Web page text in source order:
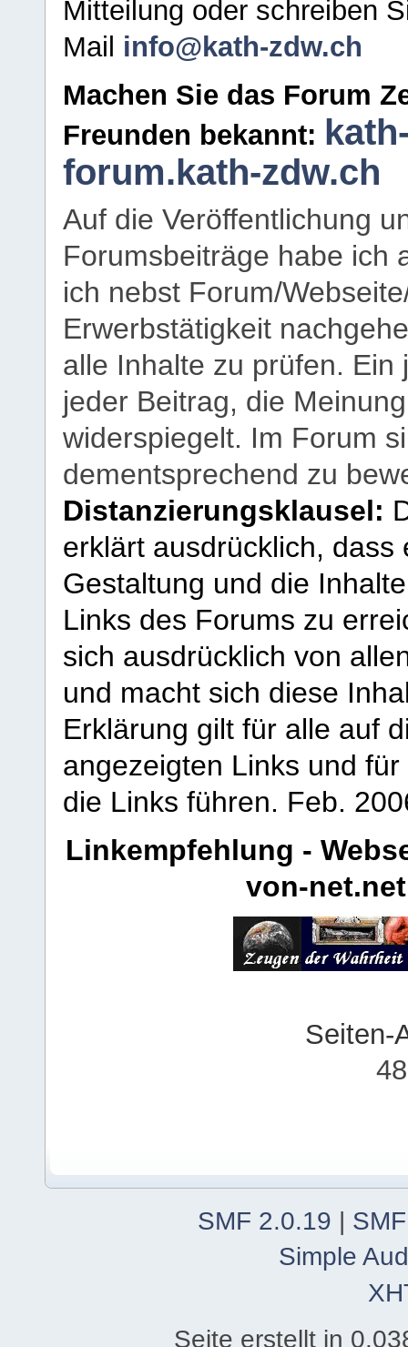
Mitteilung oder schreiben
Mail info@kath-zdw.ch
Machen Sie das Forum
Freunden bekannt:
forum.kath-zdw.ch
Auf die Veröffentlichung
Forumsbeiträge habe ich
ich nebst Forum/
Erwerbstätigkeit
alle Inhalte zu prüfen.
jeder Beitrag, die
widerspiegelt. Im Forum
dementsprechend zu
Distanzierungsklausel:
erklärt ausdrücklich,
Gestaltung und die
Links des Forums zu
sich ausdrücklich von
und macht sich diese
Erklärung gilt für alle auf
angezeigten Links und
die Links führen. Feb.
Linkempfehlung -
von-net.net
Seiten-
SMF 2.0.19 |
Simple
Seite erstellt in